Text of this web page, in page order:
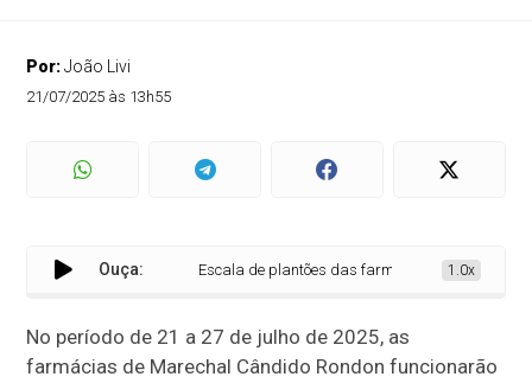
Por:João Livi
21/07/2025 às 13h55
Ouça: Escala de plantões das farmácias em Marechal
1.0x
No período de 21 a 27 de julho de 2025, as
farmácias de Marechal Cândido Rondon funcionarão